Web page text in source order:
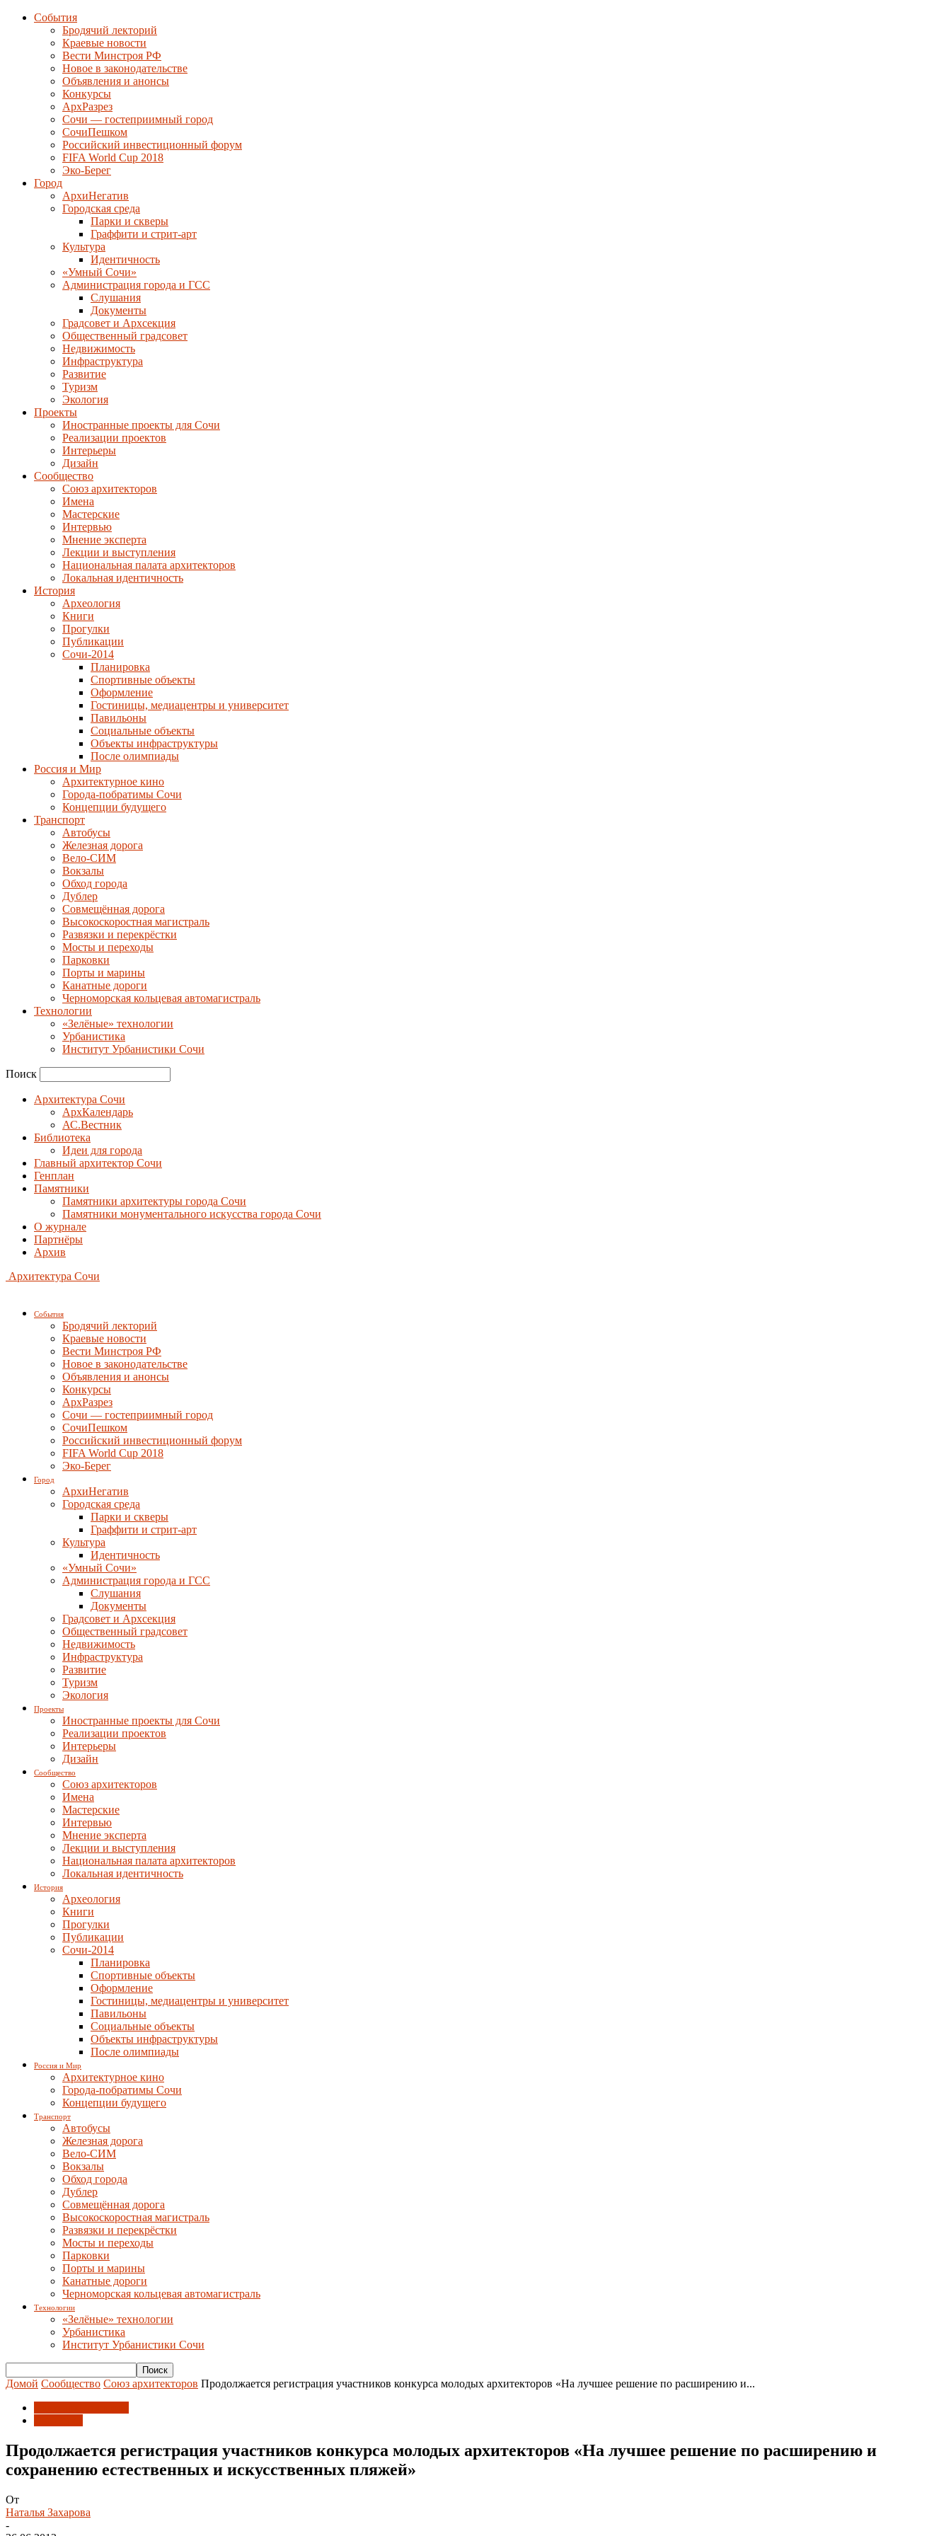
События
Бродячий лекторий
Краевые новости
Вести Минстроя РФ
Новое в законодательстве
Объявления и анонсы
Конкурсы
АрхРазрез
Сочи — гостеприимный город
СочиПешком
Российский инвестиционный форум
FIFA World Cup 2018
Эко-Берег
Город
АрхиНегатив
Городская среда
Парки и скверы
Граффити и стрит-арт
Культура
Идентичность
«Умный Сочи»
Администрация города и ГСС
Слушания
Документы
Градсовет и Архсекция
Общественный градсовет
Недвижимость
Инфраструктура
Развитие
Туризм
Экология
Проекты
Иностранные проекты для Сочи
Реализации проектов
Интерьеры
Дизайн
Сообщество
Союз архитекторов
Имена
Мастерские
Интервью
Мнение эксперта
Лекции и выступления
Национальная палата архитекторов
Локальная идентичность
История
Археология
Книги
Прогулки
Публикации
Сочи-2014
Планировка
Спортивные объекты
Оформление
Гостиницы, медиацентры и университет
Павильоны
Социальные объекты
Объекты инфраструктуры
После олимпиады
Россия и Мир
Архитектурное кино
Города-побратимы Сочи
Концепции будущего
Транспорт
Автобусы
Железная дорога
Вело-СИМ
Вокзалы
Обход города
Дублер
Совмещённая дорога
Высокоскоростная магистраль
Развязки и перекрёстки
Мосты и переходы
Парковки
Порты и марины
Канатные дороги
Черноморская кольцевая автомагистраль
Технологии
«Зелёные» технологии
Урбанистика
Институт Урбанистики Сочи
Поиск
Архитектура Сочи
АрхКалендарь
АС.Вестник
Библиотека
Идеи для города
Главный архитектор Сочи
Генплан
Памятники
Памятники архитектуры города Сочи
Памятники монументального искусства города Сочи
О журнале
Партнёры
Архив
Архитектура Сочи
События
Бродячий лекторий
Краевые новости
Вести Минстроя РФ
Новое в законодательстве
Объявления и анонсы
Конкурсы
АрхРазрез
Сочи — гостеприимный город
СочиПешком
Российский инвестиционный форум
FIFA World Cup 2018
Эко-Берег
Город
АрхиНегатив
Городская среда
Парки и скверы
Граффити и стрит-арт
Культура
Идентичность
«Умный Сочи»
Администрация города и ГСС
Слушания
Документы
Градсовет и Архсекция
Общественный градсовет
Недвижимость
Инфраструктура
Развитие
Туризм
Экология
Проекты
Иностранные проекты для Сочи
Реализации проектов
Интерьеры
Дизайн
Сообщество
Союз архитекторов
Имена
Мастерские
Интервью
Мнение эксперта
Лекции и выступления
Национальная палата архитекторов
Локальная идентичность
История
Археология
Книги
Прогулки
Публикации
Сочи-2014
Планировка
Спортивные объекты
Оформление
Гостиницы, медиацентры и университет
Павильоны
Социальные объекты
Объекты инфраструктуры
После олимпиады
Россия и Мир
Архитектурное кино
Города-побратимы Сочи
Концепции будущего
Транспорт
Автобусы
Железная дорога
Вело-СИМ
Вокзалы
Обход города
Дублер
Совмещённая дорога
Высокоскоростная магистраль
Развязки и перекрёстки
Мосты и переходы
Парковки
Порты и марины
Канатные дороги
Черноморская кольцевая автомагистраль
Технологии
«Зелёные» технологии
Урбанистика
Институт Урбанистики Сочи
Домой Сообщество Союз архитекторов Продолжается регистрация участников конкурса молодых архитекторов «На лучшее решение по расширению и...
Продолжается регистрация участников конкурса молодых архитекторов «На лучшее решение по расширению и
сохранению естественных и искусственных пляжей»
От
Наталья Захарова
-